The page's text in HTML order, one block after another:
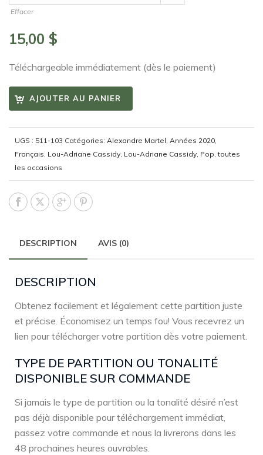
Effacer
15,00 $
Téléchargeable immédiatement (dès le paiement)
AJOUTER AU PANIER
UGS : 511-103 Catégories: Alexandre Martel, Années 2020,
Français, Lou-Adriane Cassidy, Lou-Adriane Cassidy, Pop,toutes
les occasions
DESCRIPTION AVIS (0)
DESCRIPTION
Obtenez facilement et légalement cette partition juste
et précise. Économisez un temps fou! Vous recevrez un
lien pour télécharger votre partition dès votre paiement.
TYPE DE PARTITION OU TONALITÉ
DISPONIBLE SUR COMMANDE
Si jamais le type de partition ou la tonalité désiré n’est
pas déjà disponible pour téléchargement immédiat,
passez votre commande et nous la livrerons dans les
48 prochaines heures ouvrables.